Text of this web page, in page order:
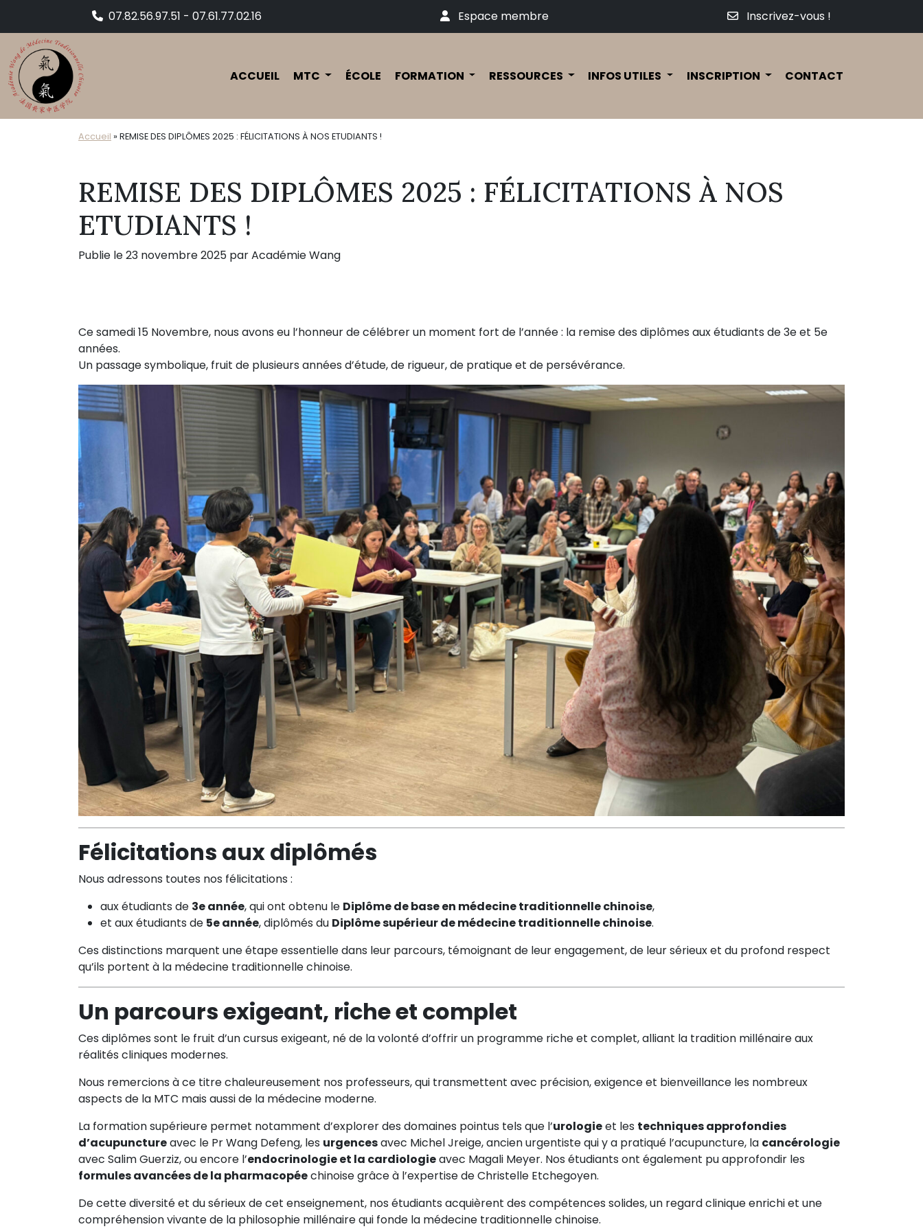
Skip to main content
07.82.56.97.51 - 07.61.77.02.16 Espace membre Inscrivez-vous !
ACCUEIL MTC ÉCOLE FORMATION RESSOURCES INFOS UTILES INSCRIPTION CONTACT
Accueil » REMISE DES DIPLÔMES 2025 : FÉLICITATIONS À NOS ETUDIANTS !
REMISE DES DIPLÔMES 2025 : FÉLICITATIONS À NOS
ETUDIANTS !
Publie le 23 novembre 2025 par Académie Wang
Ce samedi 15 Novembre, nous avons eu l’honneur de célébrer un moment fort de l’année : la remise des diplômes aux étudiants de 3e et 5e
années.
Un passage symbolique, fruit de plusieurs années d’étude, de rigueur, de pratique et de persévérance.
Félicitations aux diplômés
Nous adressons toutes nos félicitations :
aux étudiants de 3e année, qui ont obtenu le Diplôme de base en médecine traditionnelle chinoise,
et aux étudiants de 5e année, diplômés du Diplôme supérieur de médecine traditionnelle chinoise.
Ces distinctions marquent une étape essentielle dans leur parcours, témoignant de leur engagement, de leur sérieux et du profond respect
qu’ils portent à la médecine traditionnelle chinoise.
Un parcours exigeant, riche et complet
Ces diplômes sont le fruit d’un cursus exigeant, né de la volonté d’offrir un programme riche et complet, alliant la tradition millénaire aux
réalités cliniques modernes.
Nous remercions à ce titre chaleureusement nos professeurs, qui transmettent avec précision, exigence et bienveillance les nombreux
aspects de la MTC mais aussi de la médecine moderne.
La formation supérieure permet notamment d’explorer des domaines pointus tels que l’urologieet les techniques approfondies
d’acupunctureavec le Pr Wang Defeng, les urgencesavec Michel Jreige, ancien urgentiste qui y a pratiqué l’acupuncture, la cancérologie
avec Salim Guerziz, ou encore l’endocrinologie et la cardiologieavec Magali Meyer. Nos étudiants ont également pu approfondir les
formules avancées de la pharmacopéechinoise grâce à l’expertise de Christelle Etchegoyen.
De cette diversité et du sérieux de cet enseignement, nos étudiants acquièrent des compétences solides, un regard clinique enrichi et une
compréhension vivante de la philosophie millénaire qui fonde la médecine traditionnelle chinoise.